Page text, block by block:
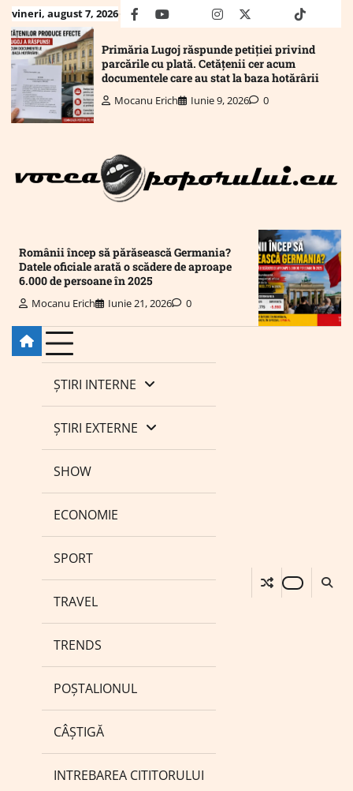
Skip
to
content
vineri, august 7, 2026 facebookyoutubeMailinstagram
twitter truthtiktok
Primăria Lugoj răspunde petiției privind
parcările cu plată. Cetățenii cer acum
documentele care au stat la baza hotărârii
Mocanu Erich Iunie 9, 2026 0
Românii încep să părăsească Germania?
Datele oficiale arată o scădere de aproape
6.000 de persoane în 2025
Mocanu Erich Iunie 21, 2026 0
ȘTIRI INTERNE
ȘTIRI EXTERNE
SHOW
ECONOMIE
SPORT
TRAVEL
TRENDS
POȘTALIONUL
CÂȘTIGĂ
INTREBAREA CITITORULUI